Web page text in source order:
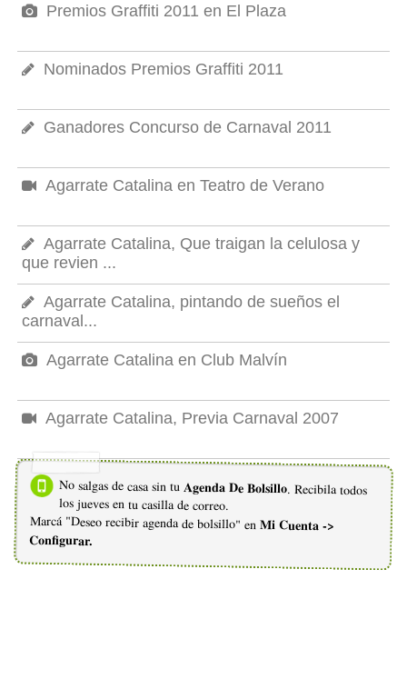
Premios Graffiti 2011 en El Plaza
Nominados Premios Graffiti 2011
Ganadores Concurso de Carnaval 2011
Agarrate Catalina en Teatro de Verano
Agarrate Catalina, Que traigan la celulosa y
que revien ...
Agarrate Catalina, pintando de sueños el
carnaval...
Agarrate Catalina en Club Malvín
Agarrate Catalina, Previa Carnaval 2007
No salgas de casa sin tu Agenda De Bolsillo. Recibila todos
los jueves en tu casilla de correo.
Marcá "Deseo recibir agenda de bolsillo" en Mi Cuenta ->
Configurar.